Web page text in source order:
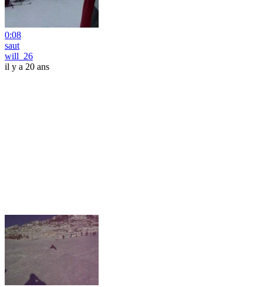
0:08
saut
will_26
il y a 20 ans